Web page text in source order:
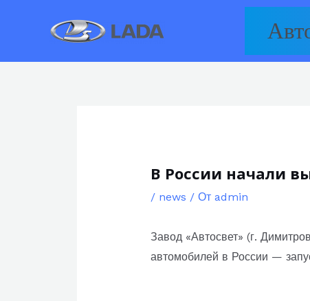
В России начали
/ news / От admin
Завод «Автосвет» (г.
автомобилей в России —